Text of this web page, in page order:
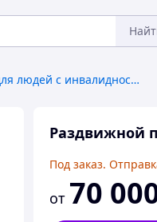
Пандусы для людей с инвалидностью
Раздвижной
Под заказ.
от 70